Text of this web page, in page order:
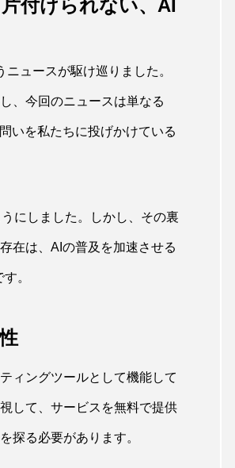
付けられない、AI
ュースが駆け巡りました。
、今回のニュースは単なる
いを私たちに投げかけている
にしました。しかし、その裏
在は、AIの普及を加速させる
。
ィングツールとして機能して
して、サービスを無料で提供
探る必要があります。